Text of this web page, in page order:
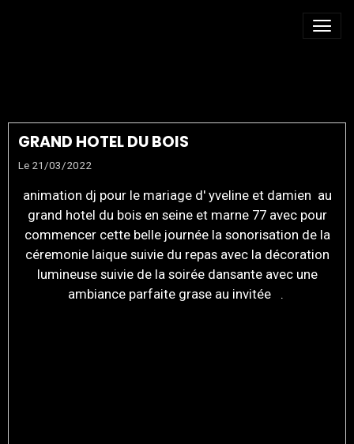
GRAND HOTEL DU BOIS
Le 21/03/2022
animation dj pour le mariage d' yveline et damien au
grand hotel du bois en seine et marne 77 avec pour
commencer cette belle journée la sonorisation de la
céremonie laique suivie du repas avec la décoration
lumineuse suivie de la soirée dansante avec une
ambiance parfaite grase au invitée .